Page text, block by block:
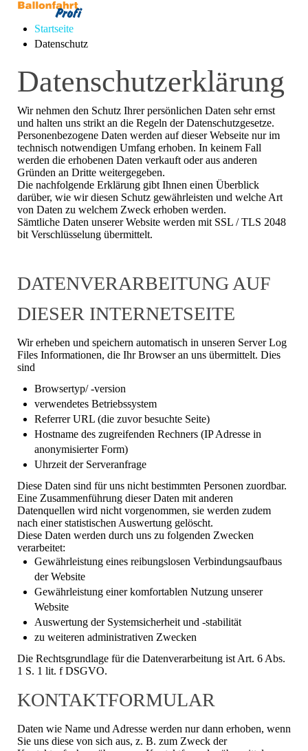
Startseite
Datenschutz
Datenschutzerklärung
Wir nehmen den Schutz Ihrer persönlichen Daten sehr ernst
und halten uns strikt an die Regeln der Datenschutzgesetze.
Personenbezogene Daten werden auf dieser Webseite nur im
technisch notwendigen Umfang erhoben. In keinem Fall
werden die erhobenen Daten verkauft oder aus anderen
Gründen an Dritte weitergegeben.
Die nachfolgende Erklärung gibt Ihnen einen Überblick
darüber, wie wir diesen Schutz gewährleisten und welche Art
von Daten zu welchem Zweck erhoben werden.
Sämtliche Daten unserer Website werden mit SSL / TLS 2048
bit Verschlüsselung übermittelt.
DATENVERARBEITUNG AUF
DIESER INTERNETSEITE
Wir erheben und speichern automatisch in unseren Server Log
Files Informationen, die Ihr Browser an uns übermittelt. Dies
sind
Browsertyp/ -version
verwendetes Betriebssystem
Referrer URL (die zuvor besuchte Seite)
Hostname des zugreifenden Rechners (IP Adresse in
anonymisierter Form)
Uhrzeit der Serveranfrage
Diese Daten sind für uns nicht bestimmten Personen zuordbar.
Eine Zusammenführung dieser Daten mit anderen
Datenquellen wird nicht vorgenommen, sie werden zudem
nach einer statistischen Auswertung gelöscht.
Diese Daten werden durch uns zu folgenden Zwecken
verarbeitet:
Gewährleistung eines reibungslosen Verbindungsaufbaus
der Website
Gewährleistung einer komfortablen Nutzung unserer
Website
Auswertung der Systemsicherheit und -stabilität
zu weiteren administrativen Zwecken
Die Rechtsgrundlage für die Datenverarbeitung ist Art. 6 Abs.
1 S. 1 lit. f DSGVO.
KONTAKTFORMULAR
Daten wie Name und Adresse werden nur dann erhoben, wenn
Sie uns diese von sich aus, z. B. zum Zweck der